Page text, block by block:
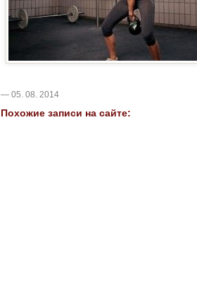
— 05. 08. 2014
Похожие записи на сайте: